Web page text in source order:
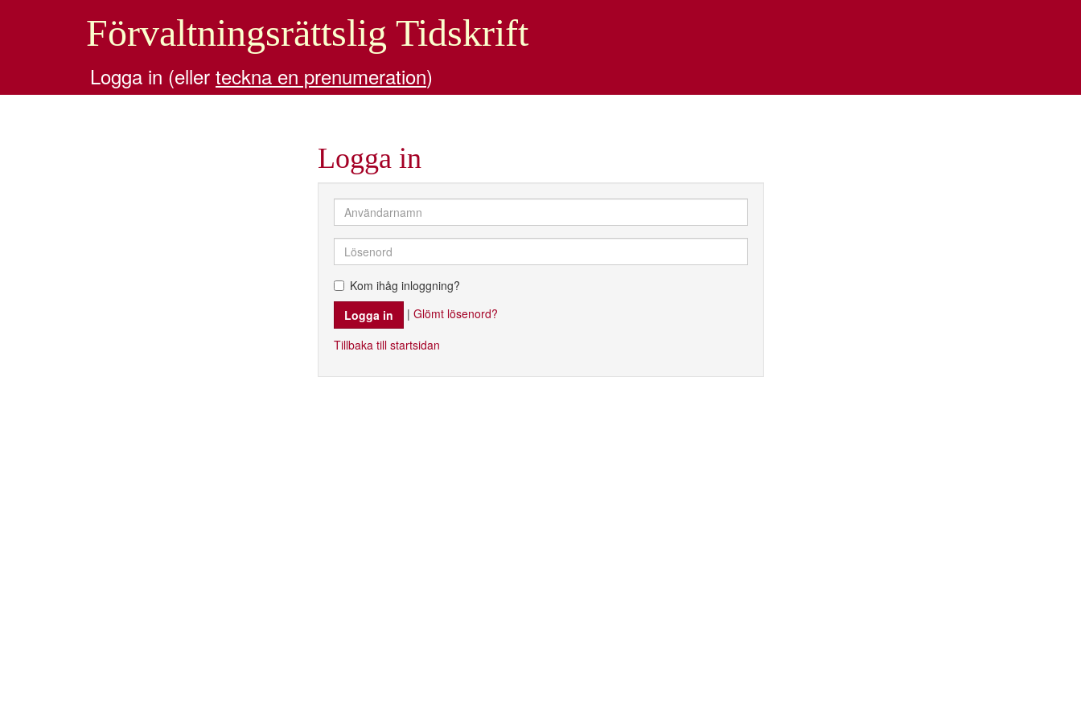
Förvaltningsrättslig Tidskrift
Logga in (eller teckna en prenumeration)
Logga in
Kom ihåg inloggning?
| Glömt lösenord?
Tillbaka till startsidan